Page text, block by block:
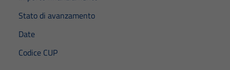
Stato di avanzamento
Date
Codice CUP